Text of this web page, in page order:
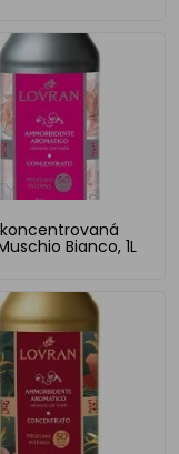
Bianco, 1L